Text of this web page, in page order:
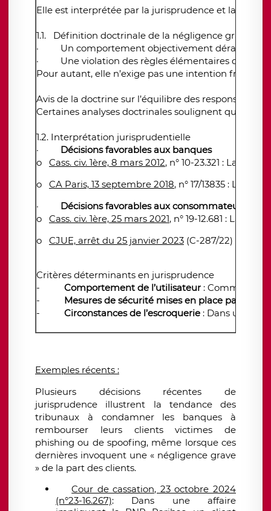
Elle est interprétée par la jurisprudence et la
1.1. Définition doctrinale de la négligence grave
·
Un comportement objectivement
·
Une violation des règles élémentaires de
Pour autant, elle n’exige pas une intention
Avis de la doctrine sur l’équilibre des responsabilités
Certaines analyses doctrinales soulignent que la
1.2. Interprétation jurisprudentielle
·
Décisions favorables aux banques
o
Cass. civ. 1ère, 8 mars 2012, n° 10-23.321 : La
o
CA Paris, 13 septembre 2018, n° 17/13835 :
·
Décisions favorables aux consommateurs
o
Cass. civ. 1ère, 25 mars 2021, n° 19-12.681 : La
o
CJUE, arrêt du 25 janvier 2023 (C-287/22) : La
Critères déterminants en jurisprudence
-
Comportement de l’utilisateur :
-
Mesures de sécurité mises en place par la
-
Circonstances de l’escroquerie : Dans un
Exemples récents :
Plusieurs décisions récentes de
jurisprudence illustrent la tendance des
tribunaux à condamner les banques à
rembourser leurs clients victimes de
phishing ou de spoofing, même lorsque ces
dernières invoquent une « négligence grave
» de la part des clients.
Cour de cassation, 23 octobre 2024
(n°23-16.267): Dans une affaire